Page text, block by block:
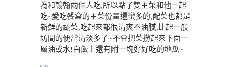
為和翰翰兩個人吃,所以點了雙主菜和他一起
吃~愛吃餐盒的主菜份量還蠻多的,配菜也都是
新鮮的蔬菜,吃起來都很清爽不油膩,比起一般
坊間的便當清淡多了~不會把菜撈起來下面一
層油或水!白飯上還有附一塊好好吃的地瓜~